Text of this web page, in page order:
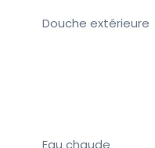
Douche extérieure
Eau chaude